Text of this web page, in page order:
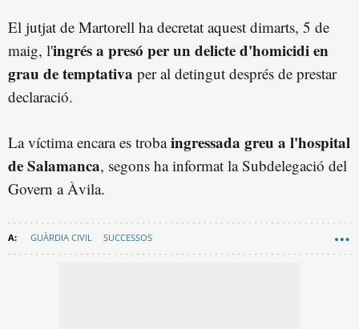
El jutjat de Martorell ha decretat aquest dimarts, 5 de
maig, l'ingrés a presó per un delicte d'homicidi en
grau de temptativa per al detingut després de prestar
declaració.
La víctima encara es trobaingressada greu a l'hospital
de Salamanca, segons ha informat la Subdelegació del
Govern a Àvila.
GUÀRDIA CIVIL SUCCESSOS